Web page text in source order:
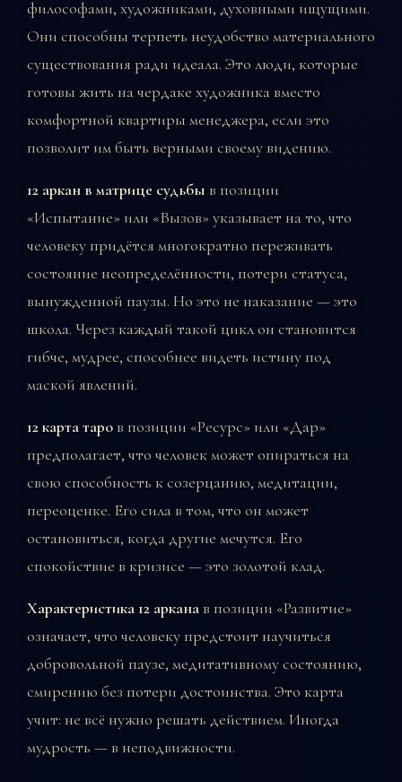
философами, художниками, духовными ищущими.
Они способны терпеть неудобство материального
существования ради идеала. Это люди, которые
готовы жить на чердаке художника вместо
комфортной квартиры менеджера, если это
позволит им быть верными своему видению.
12 аркан в матрице судьбы в позиции
«Испытание» или «Вызов» указывает на то, что
человеку придётся многократно переживать
состояние неопределённости, потери статуса,
вынужденной паузы. Но это не наказание — это
школа. Через каждый такой цикл он становится
гибче, мудрее, способнее видеть истину под
маской явлений.
12 карта таро в позиции «Ресурс» или «Дар»
предполагает, что человек может опираться на
свою способность к созерцанию, медитации,
переоценке. Его сила в том, что он может
остановиться, когда другие мечутся. Его
спокойствие в кризисе — это золотой клад.
Характеристика 12 аркана в позиции «Развитие»
означает, что человеку предстоит научиться
добровольной паузе, медитативному состоянию,
смирению без потери достоинства. Это карта
учит: не всё нужно решать действием. Иногда
мудрость — в неподвижности.